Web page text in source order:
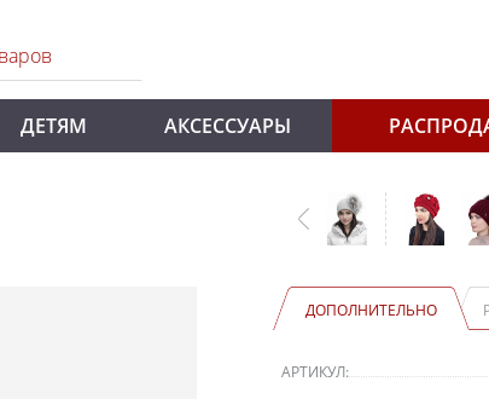
ДЕТЯМ АКСЕССУАРЫ
ДОПОЛНИТЕЛЬНО
АРТИКУЛ: